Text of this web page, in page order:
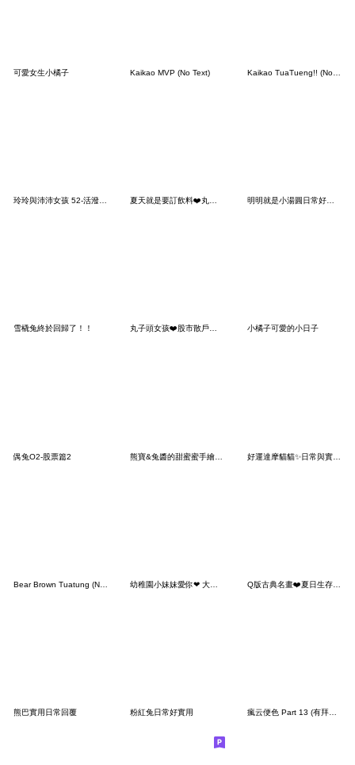
可愛女生小橘子 Kaikao MVP (No Text) Kaikao TuaTueng!! (No Text)
明明就是小湯圓日常好好用(白)
雪橇兔終於回歸了！！ 丸子頭女孩❤️股市散戶韭菜日記 小橘子可愛的小日子
偶兔O2-股票篇2 好運達摩貓貓✨日常與實用問候
Q版古典名畫❤️夏日生存戰 (颱風、暴雨篇)
熊巴實用日常回覆 粉紅兔日常好實用 瘋云便色 Part 13 (有拜有保庇!)